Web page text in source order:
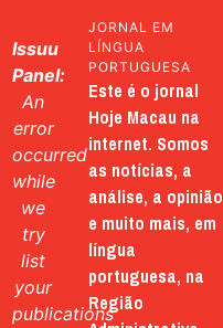
Issuu
Panel:
An
error
occurred
while
we
try
list
your
publications
JORNAL EM
LÍNGUA
PORTUGUESA
Este é o jornal
Hoje Macau na
internet. Somos
as notícias, a
análise, a opinião
e muito mais, em
língua
portuguesa, na
Região